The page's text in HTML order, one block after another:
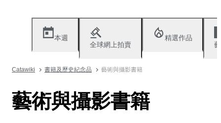
本週
全球網上拍賣
精選作品
Catawiki 書籍及歷史紀念品 藝術與攝影書籍
藝術與攝影書籍